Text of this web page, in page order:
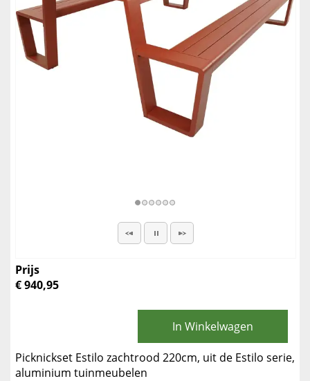
Prijs
€ 940,95
In Winkelwagen
Picknickset Estilo zachtrood 220cm, uit de Estilo serie,
aluminium tuinmeubelen